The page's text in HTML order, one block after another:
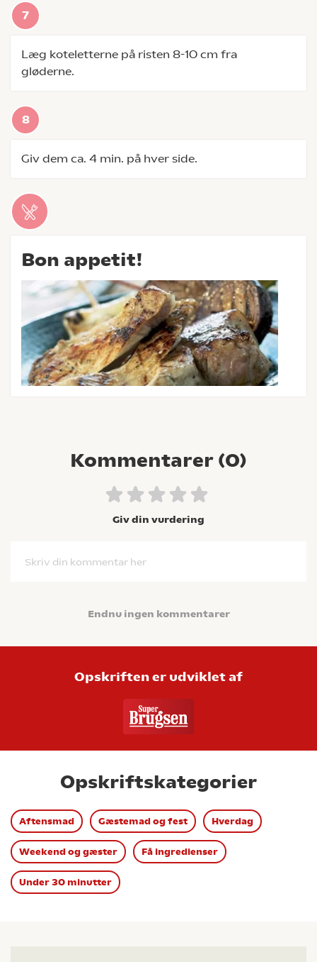
Læg koteletterne på risten 8-10 cm fra
gløderne.
Giv dem ca. 4 min. på hver side.
Bon appetit!
Kommentarer (0)
Giv din vurdering
Skriv din kommentar her
Endnu ingen kommentarer
Opskriften er udviklet af
Opskriftskategorier
Aftensmad Gæstemad og fest Hverdag
Weekend og gæster Få ingredienser
Under 30 minutter